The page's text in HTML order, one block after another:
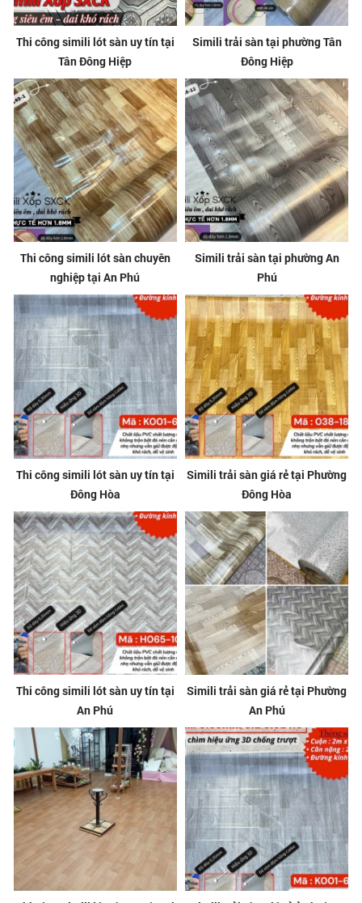
Thi công simili lót sàn uy tín tại
Tân Đông Hiệp
Simili trải sàn tại phường Tân
Đông Hiệp
Thi công simili lót sàn chuyên
nghiệp tại An Phú
Simili trải sàn tại phường An
Phú
Thi công simili lót sàn uy tín tại
Đông Hòa
Simili trải sàn giá rẻ tại Phường
Đông Hòa
Thi công simili lót sàn uy tín tại
An Phú
Simili trải sàn giá rẻ tại Phường
An Phú